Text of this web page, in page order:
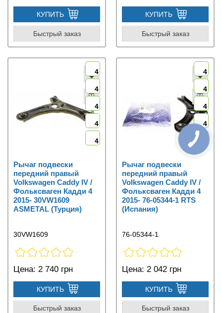
КУПИТЬ
Быстрый заказ
КУПИТЬ
Быстрый заказ
4
4
4
4
4
Рычаг подвески
передний правый
Volkswagen Caddy IV /
Фольксваген Кадди 4
2015- 30VW1609
ASMETAL (Турция)
30VW1609
Цена: 2 740 грн
КУПИТЬ
Быстрый заказ
4
4
4
4
Рычаг подвески
передний правый
Volkswagen Caddy IV /
Фольксваген Кадди 4
2015- 76-05344-1 RTS
(Испания)
76-05344-1
Цена: 2 042 грн
КУПИТЬ
Быстрый заказ